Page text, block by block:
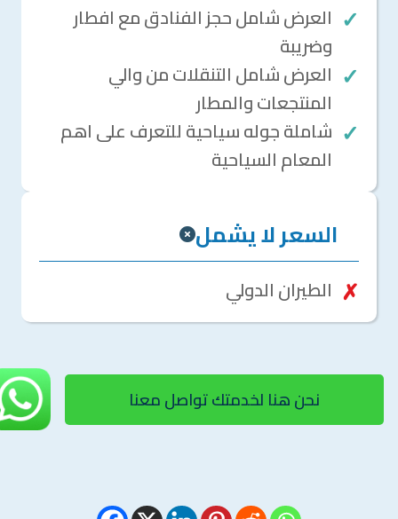
العرض شامل حجز الفنادق مع افطار
وضريبة
العرض شامل التنقلات من والي
المنتجعات والمطار
شاملة جوله سياحية للتعرف على اهم
المعام السياحية
السعر لا يشمل
الطيران الدولي
نحن هنا لخدمتك تواصل معنا